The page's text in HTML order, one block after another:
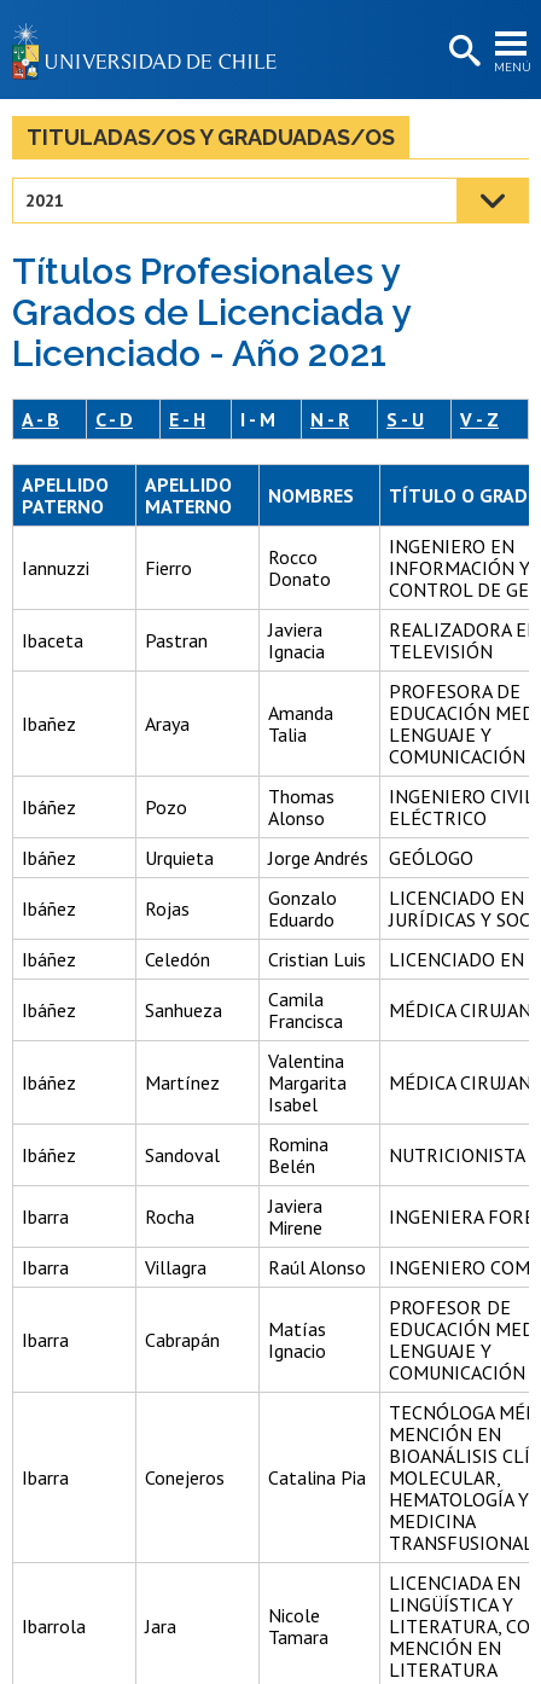
MENÚ
BIBLIOTECAS
LA UNIVERSIDAD
Estudiantes
Académicas/os
Funcionarias/os
Egresadas/os
TITULADAS/OS Y GRADUADAS/OS
2021
Títulos Profesionales y
Grados de Licenciada y
Licenciado - Año 2021
A - B C - D E - H I - M N - R S - U V - Z
APELLIDO
PATERNO
APELLIDO
MATERNO
NOMBRES TÍTULO O GRADO
Iannuzzi Fierro
Rocco
Donato
INGENIERO EN
INFORMACIÓN Y
CONTROL DE
Ibaceta Pastran
Javiera
Ignacia
REALIZADORA
TELEVISIÓN
Ibañez Araya
Amanda
Talia
PROFESORA DE
EDUCACIÓN
LENGUAJE Y
COMUNICACIÓN
Ibáñez Pozo
Thomas
Alonso
INGENIERO CIVIL
ELÉCTRICO
Ibáñez
Urquieta Jorge Andrés GEÓLOGO
Ibáñez Rojas
Gonzalo
Eduardo
LICENCIADO EN
JURÍDICAS Y
Ibáñez
Celedón Cristian Luis LICENCIADO EN
Ibáñez Sanhueza
Camila
Francisca
MÉDICA CIRUJANA
Ibáñez Martínez
Valentina
Margarita
Isabel
MÉDICA CIRUJANA
Ibáñez Sandoval
Romina
Belén
NUTRICIONISTA
Ibarra Rocha
Javiera
Mirene
INGENIERA
Ibarra Villagra Raúl Alonso INGENIERO
Ibarra Cabrapán
Matías
Ignacio
PROFESOR DE
EDUCACIÓN
LENGUAJE Y
COMUNICACIÓN
Ibarra Conejeros Catalina Pia
TECNÓLOGA
MENCIÓN EN
BIOANÁLISIS
MOLECULAR,
HEMATOLOGÍA Y
MEDICINA
TRANSFUSIONAL
Ibarrola Jara
Nicole
Tamara
LICENCIADA EN
LINGÜÍSTICA Y
LITERATURA,
MENCIÓN EN
LITERATURA